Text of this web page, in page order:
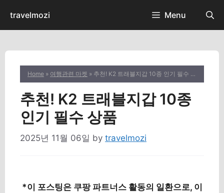
content
travelmozi Menu
Home » 여행관련 마켓 » 추천! K2 트래블지갑 10종 인기 필수 상품
추천! K2 트래블지갑 10종
인기 필수 상품
2025년 11월 06일 by travelmozi
*이 포스팅은 쿠팡 파트너스 활동의 일환으로, 이